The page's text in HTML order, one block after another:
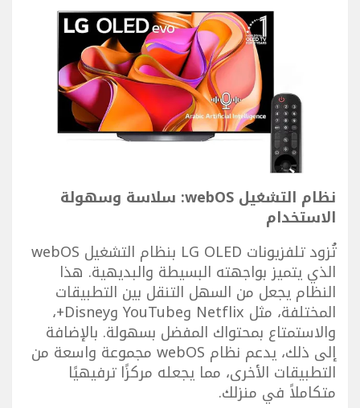
نظام التشغيل webOS: سلاسة وسهولة
الاستخدام
تُزود تلفزيونات LG OLED بنظام التشغيل webOS
الذي يتميز بواجهته البسيطة والبديهية. هذا
النظام يجعل من السهل التنقل بين التطبيقات
المختلفة، مثل Netflix وYouTube وDisney+،
والاستمتاع بمحتواك المفضل بسهولة. بالإضافة
إلى ذلك، يدعم نظام webOS مجموعة واسعة من
التطبيقات الأخرى، مما يجعله مركزًا ترفيهيًا
متكاملاً في منزلك.